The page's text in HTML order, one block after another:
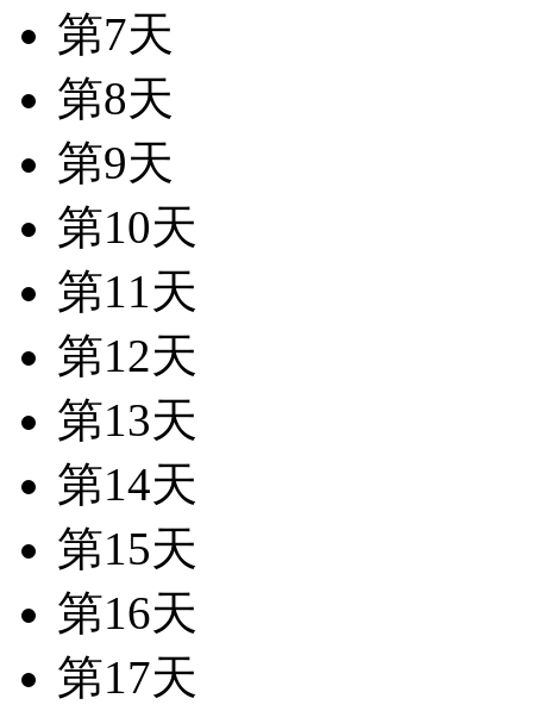
第7天
第8天
第9天
第10天
第11天
第12天
第13天
第14天
第15天
第16天
第17天